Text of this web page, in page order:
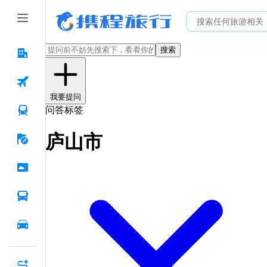
搜索
我要提问
问答标签
庐山市